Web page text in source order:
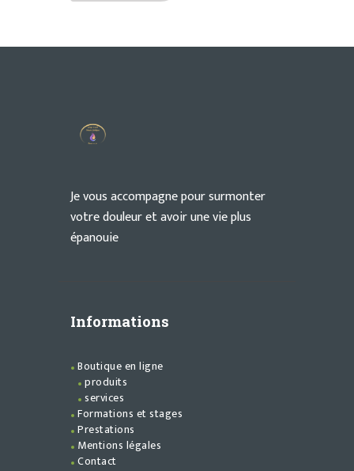
Je vous accompagne pour surmonter
votre douleur et avoir une vie plus
épanouie
Informations
Boutique en ligne
produits
services
Formations et stages
Prestations
Mentions légales
Contact